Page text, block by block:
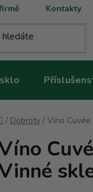
Kontakty
Domů
/ Dobroty / Víno